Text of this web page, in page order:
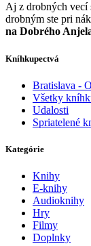
Aj z drobných
drobným ste pri
na Dobrého
Kníhkupectvá
Bratislava -
Všetky
Udalosti
Spriatelené
Kategórie
Knihy
E-knihy
Audioknihy
Hry
Filmy
Doplnky